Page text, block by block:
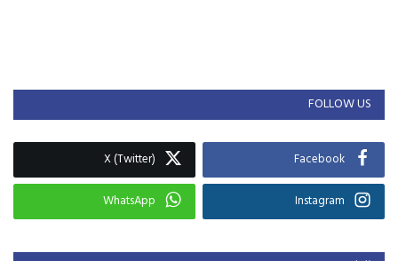
FOLLOW US
Facebook
X (Twitter)
Instagram
WhatsApp